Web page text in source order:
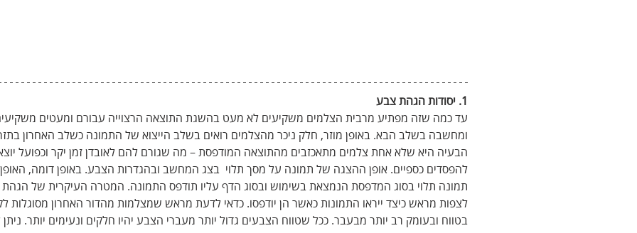
1. יסודות הגהת צבע
עד כמה שזה מפתיע מרבית הצלמים משקיעים לא מעט בהשגת התוצאה הרצוייה עבורם ומעטים
ומחשבה בשלב הבא. באופן מוזר, חלק ניכר מהצלמים רואים בשלב הייצוא של התמונה כשלב האחרון
הבעיה היא שלא אחת צלמים מתאכזבים מהתוצאה המודפסת – מה שגורם להם לאובדן זמן יקר וכפועל
להפסדים כספיים. אופן ההצגה של תמונה על מסך תלוי  בצג המחשב ובהגדרות הצבע. באופן דומה,
תמונה תלוי בסוג המדפסת הנמצאת בשימוש ובסוג הדף עליו תודפס התמונה. המטרה העיקרית של
לצפות מראש כיצד ייראו התמונות כאשר הן יודפסו. כדאי לדעת מראש שמצלמות מהדור האחרון מסוגלות
בטווח ובעומק רב יותר מבעבר. ככל שטווח הצבעים גדול יותר מעברי הצבע יהיו חלקים ונעימים יותר.